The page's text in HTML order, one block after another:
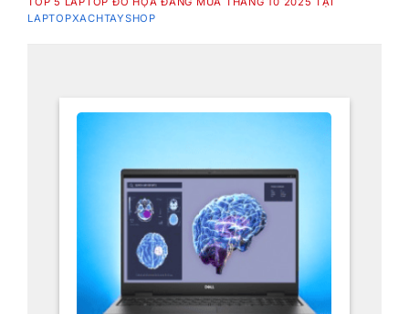
LAPTOPXACHTAYSHOP